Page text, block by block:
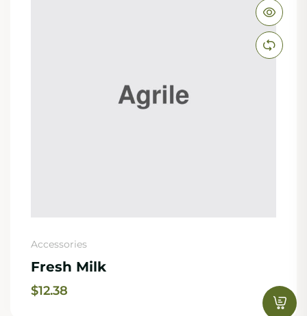
Accessories
Fresh Milk
$12.38